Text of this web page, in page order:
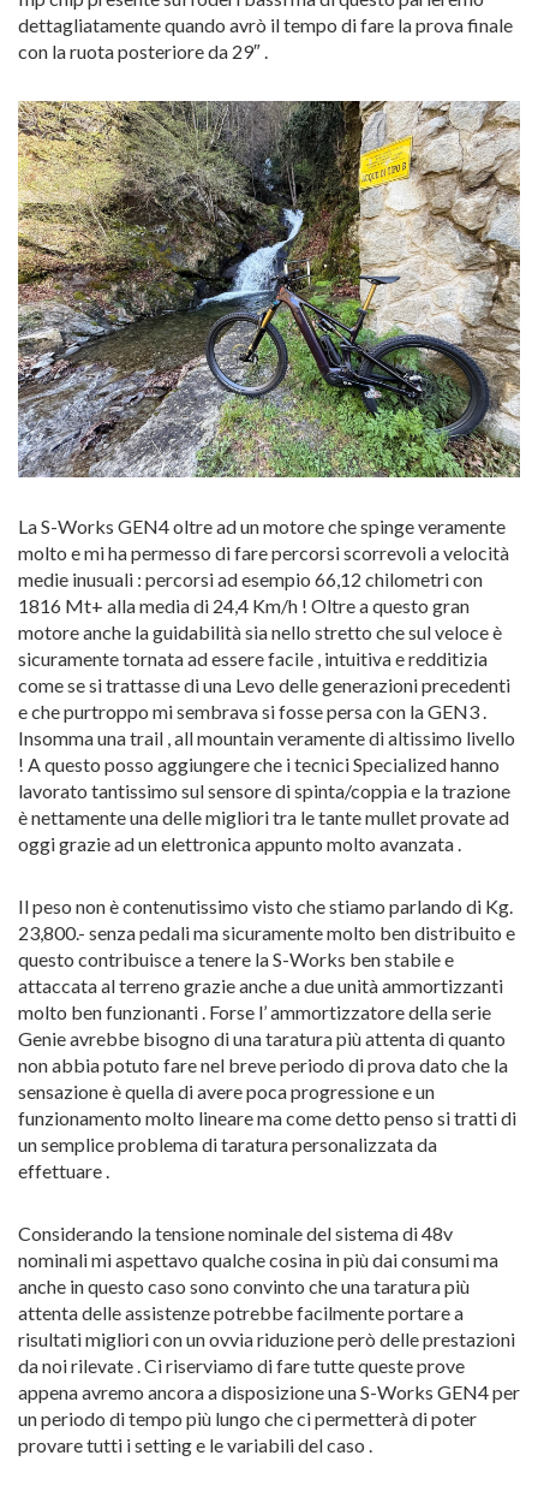
dettagliatamente quando avrò il tempo di fare la prova finale
con la ruota posteriore da 29″ .
La S-Works GEN4 oltre ad un motore che spinge veramente
molto e mi ha permesso di fare percorsi scorrevoli a velocità
medie inusuali : percorsi ad esempio 66,12 chilometri con
1816 Mt+ alla media di 24,4 Km/h ! Oltre a questo gran
motore anche la guidabilità sia nello stretto che sul veloce è
sicuramente tornata ad essere facile , intuitiva e redditizia
come se si trattasse di una Levo delle generazioni precedenti
e che purtroppo mi sembrava si fosse persa con la GEN3 .
Insomma una trail , all mountain veramente di altissimo livello
! A questo posso aggiungere che i tecnici Specialized hanno
lavorato tantissimo sul sensore di spinta/coppia e la trazione
è nettamente una delle migliori tra le tante mullet provate ad
oggi grazie ad un elettronica appunto molto avanzata .
Il peso non è contenutissimo visto che stiamo parlando di Kg.
23,800.- senza pedali ma sicuramente molto ben distribuito e
questo contribuisce a tenere la S-Works ben stabile e
attaccata al terreno grazie anche a due unità ammortizzanti
molto ben funzionanti . Forse l’ ammortizzatore della serie
Genie avrebbe bisogno di una taratura più attenta di quanto
non abbia potuto fare nel breve periodo di prova dato che la
sensazione è quella di avere poca progressione e un
funzionamento molto lineare ma come detto penso si tratti di
un semplice problema di taratura personalizzata da
effettuare .
Considerando la tensione nominale del sistema di 48v
nominali mi aspettavo qualche cosina in più dai consumi ma
anche in questo caso sono convinto che una taratura più
attenta delle assistenze potrebbe facilmente portare a
risultati migliori con un ovvia riduzione però delle prestazioni
da noi rilevate . Ci riserviamo di fare tutte queste prove
appena avremo ancora a disposizione una S-Works GEN4 per
un periodo di tempo più lungo che ci permetterà di poter
provare tutti i setting e le variabili del caso .